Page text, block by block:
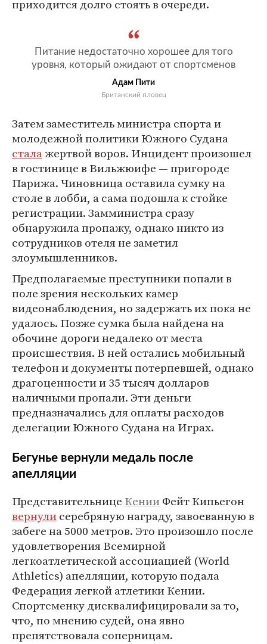
приходится долго стоять в очереди.
Питание недостаточно хорошее для того
уровня, который ожидают от спортсменов
Адам Пити
Британский пловец
Затем заместитель министра спорта и
молодежной политики Южного Судана
сталажертвой воров. Инцидент произошел
в гостинице в Вильжюифе — пригороде
Парижа. Чиновница оставила сумку на
столе в лобби, а сама подошла к стойке
регистрации. Замминистра сразу
обнаружила пропажу, однако никто из
сотрудников отеля не заметил
злоумышленников.
Предполагаемые преступники попали в
поле зрения нескольких камер
видеонаблюдения, но задержать их пока не
удалось. Позже сумка была найдена на
обочине дороги недалеко от места
происшествия. В ней остались мобильный
телефон и документы потерпевшей, однако
драгоценности и 35 тысяч долларов
наличными пропали. Эти деньги
предназначались для оплаты расходов
делегации Южного Судана на Играх.
Бегунье вернули медаль после
апелляции
Представительнице КенииФейт Кипьегон
вернулисеребряную награду, завоеванную в
забеге на 5000 метров. Это произошло после
удовлетворения Всемирной
легкоатлетической ассоциацией (World
Athletics) апелляции, которую подала
Федерация легкой атлетики Кении.
Спортсменку дисквалифицировали за то,
что, по мнению судей, она явно
препятствовала соперницам.